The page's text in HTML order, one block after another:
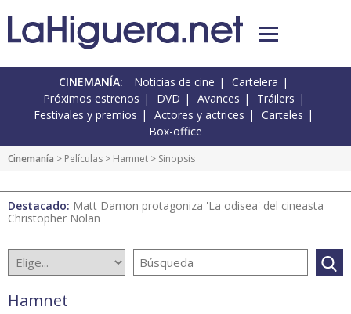
CINEMANÍA: Noticias de cine
Cartelera
Próximos estrenos
DVD Avances
Tráilers
Festivales y premios
Actores y actrices
Carteles
Box-office
Cinemanía > Películas > Hamnet > Sinopsis
Destacado: Matt Damon protagoniza 'La odisea' del cineasta
Christopher Nolan
Hamnet